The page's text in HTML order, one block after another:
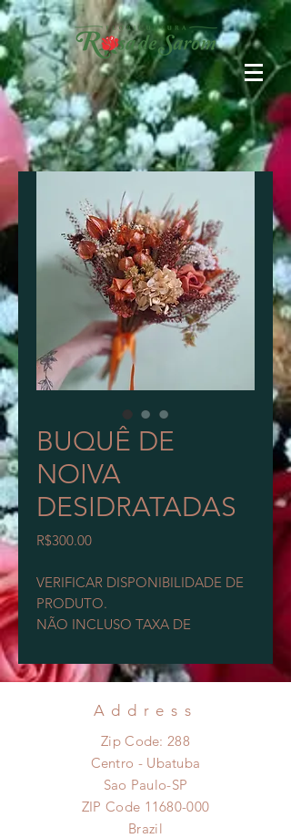
BUQUÊ DE
NOIVA
DESIDRATADAS
R$300.00Price
VERIFICAR DISPONIBILIDADE DE
PRODUTO.
NÃO INCLUSO TAXA DE
MAIORES INFORMAÇÕES PELO
WHATSAPP 12991021215
Foto modelo, flores desidratadas e
portanto podem ter variações de
cores, tonalidades, tamanhos, tipos
espéciespela época.
Address
Zip Code: 288
Centro - Ubatuba
Sao Paulo-SP
ZIP Code 11680-000
Brazil